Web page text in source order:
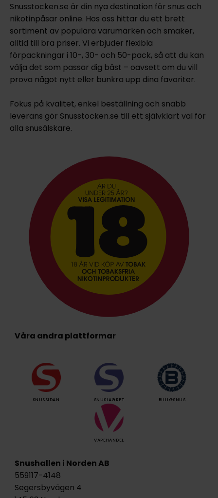
Snusstocken.se är din nya destination för snus och
nikotinpåsar online. Hos oss hittar du ett brett
sortiment av populära varumärken och smaker,
alltid till bra priser. Vi erbjuder flexibla
förpackningar i 10-, 30- och 50-pack, så att du kan
välja det som passar dig bäst – oavsett om du vill
prova något nytt eller bunkra upp dina favoriter.
Fokus på kvalitet, enkel beställning och snabb
leverans gör Snusstocken.se till ett självklart val för
alla snusälskare.
Våra andra plattformar
SNUSSIDAN SNUSLAGRET BILLIGSNUS
VAPEHANDEL
Snushallen i Norden AB
559117-4148
Segersbyvägen 4